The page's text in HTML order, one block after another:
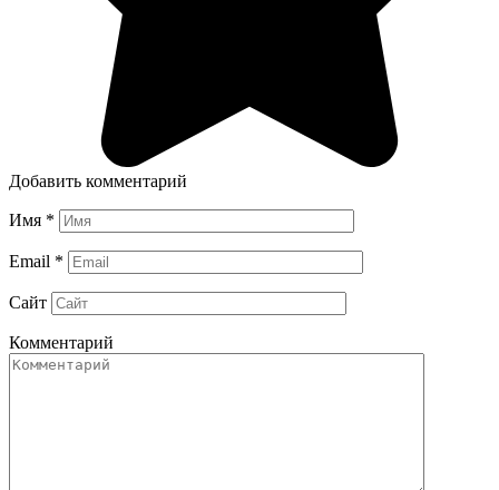
Добавить комментарий
Имя *
Email *
Сайт
Комментарий